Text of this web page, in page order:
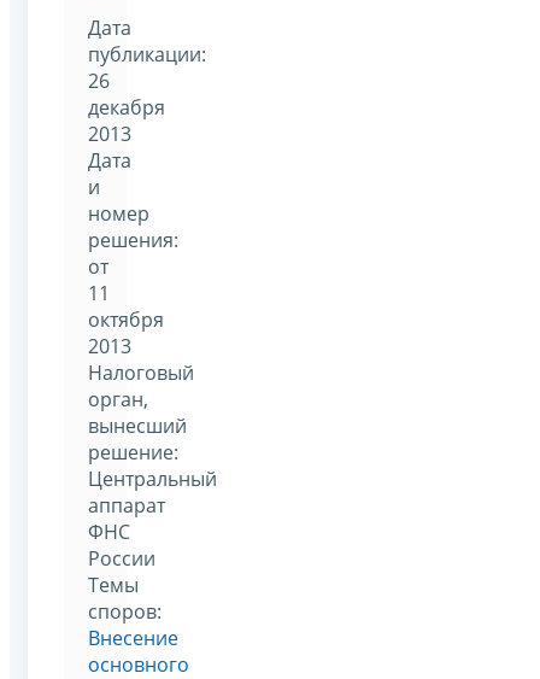
Дата
публикации:
26
декабря
2013
Дата
и
номер
решения:
от
11
октября
2013
Налоговый
орган,
вынесший
решение:
Центральный
аппарат
ФНС
России
Темы
споров:
Внесение
основного